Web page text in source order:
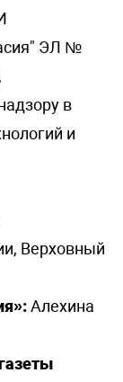
ЭЛ №
в
и
Верховный
Алехина